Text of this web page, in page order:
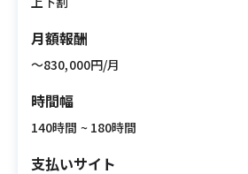
月額報酬
〜830,000円/月
時間幅
140時間 ~ 180時間
支払いサイト